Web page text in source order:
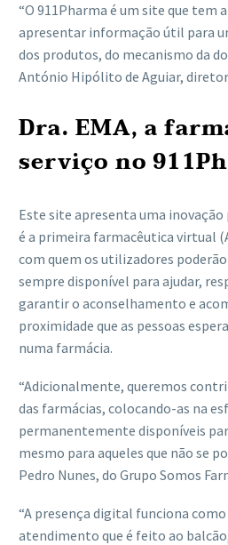
“O 911Pharma é um site que tem
apresentar informação útil para
dos produtos, do mecanismo da
António Hipólito de Aguiar,
Dra. EMA, a
serviço no
Este site apresenta uma inovação
é a primeira farmacêutica virtual
com quem os utilizadores
sempre disponível para ajudar,
garantir o aconselhamento e
proximidade que as pessoas
numa farmácia.
“Adicionalmente, queremos
das farmácias, colocando-as na
permanentemente disponíveis
mesmo para aqueles que não se
Pedro Nunes, do Grupo Somos
“A presença digital funciona
atendimento que é feito ao